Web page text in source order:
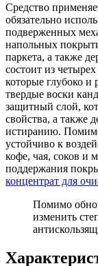
Средство
обязательно
подверженных
напольных
паркета, а также
состоит из
которые глубоко и
твердые воски
защитный слой,
свойства, а также
истиранию.
устойчиво к
кофе, чая, соков и
поддержания
концентрат для
Помимо
изменить